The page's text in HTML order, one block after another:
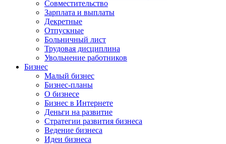
Совместительство
Зарплата и выплаты
Декретные
Отпускные
Больничный лист
Трудовая дисциплина
Увольнение работников
Бизнес
Малый бизнес
Бизнес-планы
О бизнесе
Бизнес в Интернете
Деньги на развитие
Стратегии развития бизнеса
Ведение бизнеса
Идеи бизнеса